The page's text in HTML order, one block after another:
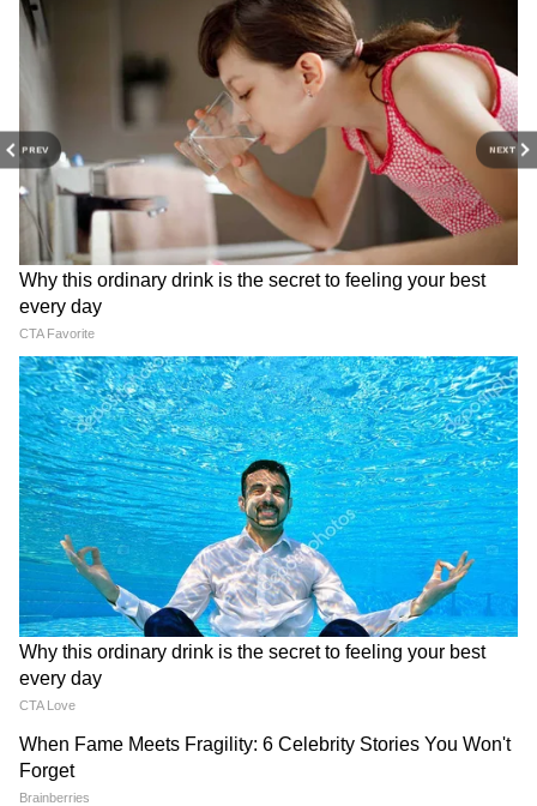
PREV NEXT
सही अदरक का चुनाव
अदरक उगाने की सबसे बड़ी तकनीक उसका राइजोम चेक
करना है। दरअसल, इस सब्जी में जड़ नहीं होती बल्कि
राइजोम होता है। ऐसे में हमेशा, अदरक ऐसी चुनें जो
ताजी, भारी और सख्त हो और छोटे-छोटे उभरे हुए अंकुर
के साथ होती है। यही अंकुरण नए पौधों को जन्म देते हैं।
यदि विकल्प हो तो आप ऑर्गेनिक अदरक का इस्तेमाल भी
कर सकते हैं।
4
6
Image Credit : Pinterest
पानी में अदरक उगाने का आसान तरीका
अदरक को 1-2 इंच के टुकड़ों में काट लें
कटे हुए टुकड़ों को 2-3 दिन सूखने के लिए रख दें
ऐसा करने से अदरक के पूरी पतली परत तैयार हो जाती